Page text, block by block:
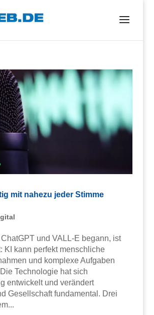
mit nahezu jeder Stimme
und VALL-E begann, ist
KI kann perfekt menschliche
und komplexe Aufgaben
Technologie hat sich
entwickelt und verändert
Gesellschaft fundamental. Drei